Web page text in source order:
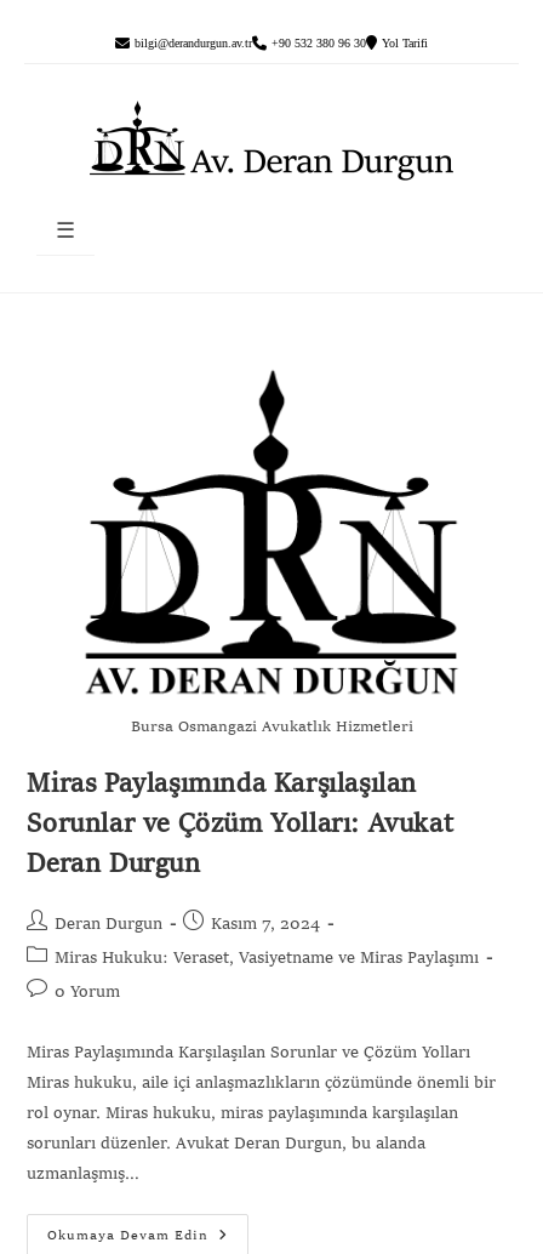
bilgi@derandurgun.av.tr +90 532 380 96 30 Yol Tarifi
☰
Bursa Osmangazi Avukatlık Hizmetleri
Miras Paylaşımında Karşılaşılan
Sorunlar ve Çözüm Yolları: Avukat
Deran Durgun
Deran Durgun
Kasım 7, 2024
Miras Hukuku: Veraset, Vasiyetname ve Miras Paylaşımı
0 Yorum
Miras Paylaşımında Karşılaşılan Sorunlar ve Çözüm Yolları
Miras hukuku, aile içi anlaşmazlıkların çözümünde önemli bir
rol oynar. Miras hukuku, miras paylaşımında karşılaşılan
sorunları düzenler. Avukat Deran Durgun, bu alanda
uzmanlaşmış…
Okumaya Devam Edin